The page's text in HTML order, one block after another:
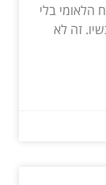
הלאומי בלי
זה לא